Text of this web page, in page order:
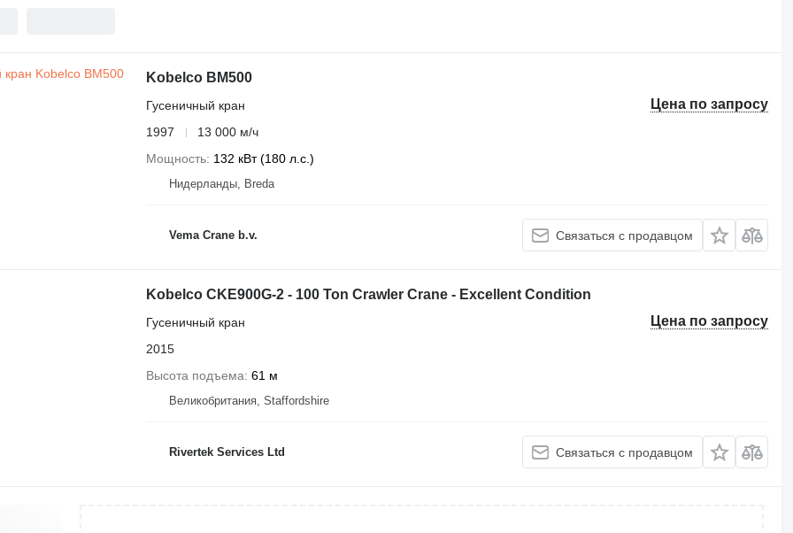
Kobelco BM500
Цена по запросу
Гусеничный кран
1997
13 000 м/ч
Мощность 132 кВт (180 л.с.)
Нидерланды, Breda
Vema Crane b.v. Связаться с продавцом
Kobelco CKE900G-2 - 100 Ton Crawler Crane - Excellent Condition
Цена по запросу
Гусеничный кран
2015
Высота подъема 61 м
Великобритания, Staffordshire
Rivertek Services Ltd Связаться с продавцом